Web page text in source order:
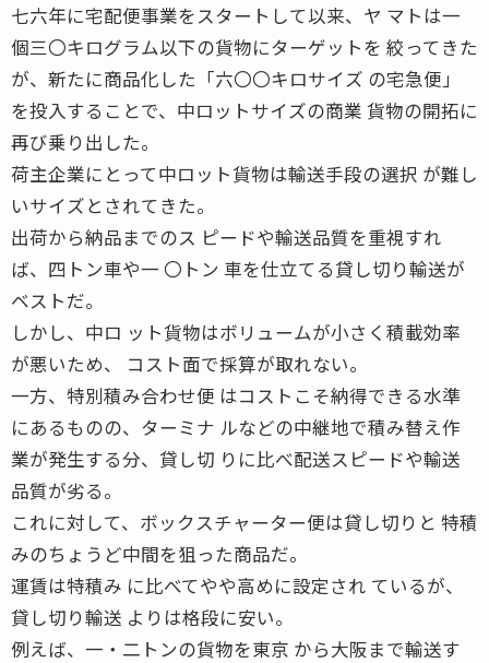
七六年に宅配便事業をスタートして以来、ヤ マトは一
個三〇キログラム以下の貨物にターゲットを 絞ってきた
が、新たに商品化した「六〇〇キロサイズ の宅急便」
を投入することで、中ロットサイズの商業 貨物の開拓に
再び乗り出した。
荷主企業にとって中ロット貨物は輸送手段の選択 が難し
いサイズとされてきた。
出荷から納品までのス ピードや輸送品質を重視すれ
ば、四トン車や一 〇トン 車を仕立てる貸し切り輸送が
ベストだ。
しかし、中ロ ット貨物はボリュームが小さく積載効率
が悪いため、 コスト面で採算が取れない。
一方、特別積み合わせ便 はコストこそ納得できる水準
にあるものの、ターミナ ルなどの中継地で積み替え作
業が発生する分、貸し切 りに比べ配送スピードや輸送
品質が劣る。
これに対して、ボックスチャーター便は貸し切りと 特積
みのちょうど中間を狙った商品だ。
運賃は特積み に比べてやや高めに設定され ているが、
貸し切り輸送 よりは格段に安い。
例えば、一・二トンの貨物を東京 から大阪まで輸送す